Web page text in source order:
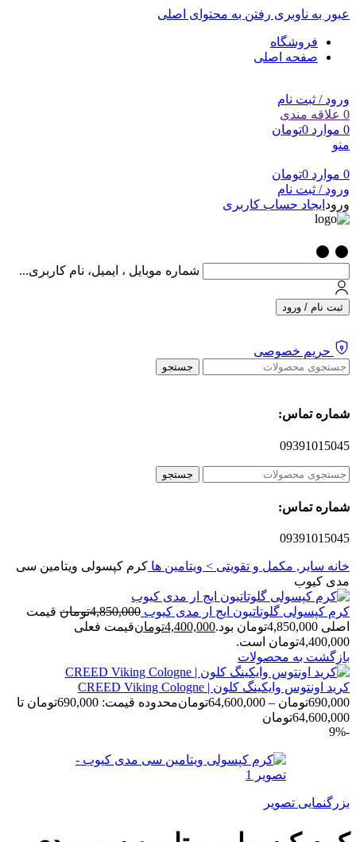
عبور به ناوبری رفتن به محتوای اصلی
فروشگاه
صفحه اصلی
ورود / ثبت نام
0 علاقه مندی
0 موارد 0تومان
منو
0 موارد 0تومان
ورود / ثبت نام
ورود ایجاد حساب کاربری
شماره موبایل ، ایمیل، نام کاربری...
ثبت نام / ورود
حریم خصوصی
جستجو
شماره تماس:
09391015045
جستجو
شماره تماس:
09391015045
خانه سایر, مکمل و تقویتی > ویتامین ها کرم کپسولی ویتامین سی
مدی کیوب
کرم کپسولی گلوتاتیون ایج ار مدی کیوب 4,850,000تومان قیمت
اصلی 4,850,000تومان بود.
4,400,000تومانقیمت فعلی
4,400,000تومان است.
بازگشت به محصولات
کرید اونتوس وایکینگ کلون | CREED Viking Cologne
690,000تومان –
64,600,000تومان
محدوده قیمت: 690,000تومان تا
64,600,000تومان
-9%
بزرگنمایی تصویر